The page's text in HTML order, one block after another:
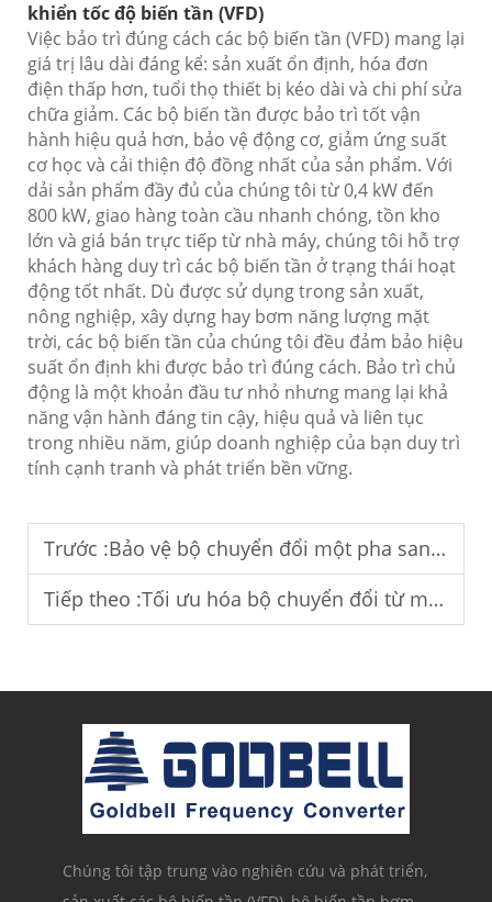
khiển tốc độ biến tần (VFD)
Việc bảo trì đúng cách các bộ biến tần (VFD) mang lại
giá trị lâu dài đáng kể: sản xuất ổn định, hóa đơn
điện thấp hơn, tuổi thọ thiết bị kéo dài và chi phí sửa
chữa giảm. Các bộ biến tần được bảo trì tốt vận
hành hiệu quả hơn, bảo vệ động cơ, giảm ứng suất
cơ học và cải thiện độ đồng nhất của sản phẩm. Với
dải sản phẩm đầy đủ của chúng tôi từ 0,4 kW đến
800 kW, giao hàng toàn cầu nhanh chóng, tồn kho
lớn và giá bán trực tiếp từ nhà máy, chúng tôi hỗ trợ
khách hàng duy trì các bộ biến tần ở trạng thái hoạt
động tốt nhất. Dù được sử dụng trong sản xuất,
nông nghiệp, xây dựng hay bơm năng lượng mặt
trời, các bộ biến tần của chúng tôi đều đảm bảo hiệu
suất ổn định khi được bảo trì đúng cách. Bảo trì chủ
động là một khoản đầu tư nhỏ nhưng mang lại khả
năng vận hành đáng tin cậy, hiệu quả và liên tục
trong nhiều năm, giúp doanh nghiệp của bạn duy trì
tính cạnh tranh và phát triển bền vững.
Trước :Bảo vệ bộ chuyển đổi một pha sang ba pha khỏi các dao động điện áp.
Tiếp theo :Tối ưu hóa bộ chuyển đổi từ một pha sang ba pha nhằm nâng cao hiệu suất năng lượng.
Chúng tôi tập trung vào nghiên cứu và phát triển,